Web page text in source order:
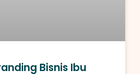
Bisnis Ibu